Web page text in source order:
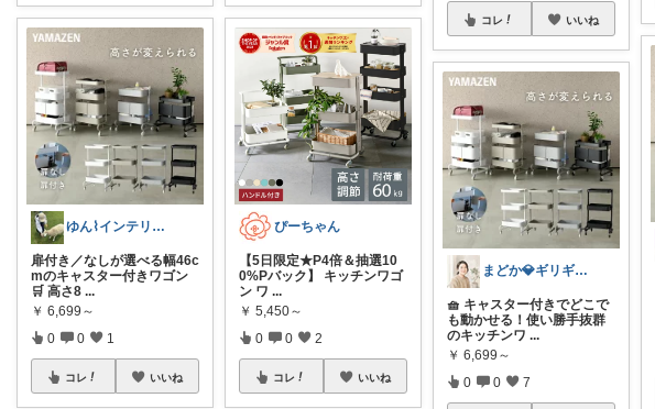
ゆん⌇インテリアと生活雑貨がメイン🧸
扉付き／なしが選べる幅46c
mのキャスター付きワゴン
🛒 高さ8 ...
￥ 6,699～
0 0 1
コレ いいね
ぴーちゃん
【5日限定★P4倍＆抽選10
0%Pバック】 キッチンワゴ
ン ワ ...
￥ 5,450～
0 0 2
コレ いいね
コレ いいね
まどか💎ギリギリアラサーOL
🧺 キャスター付きでどこで
も動かせる！使い勝手抜群
のキッチンワ ...
￥ 6,699～
0 0 7